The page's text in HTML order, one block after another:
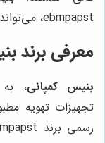
ebmpapst، می‌تواند شما را در انتخاب بهترین گزینه یاری کند.
معرفی برند
بنیس کمپانی، به
تجهیزات تهویه